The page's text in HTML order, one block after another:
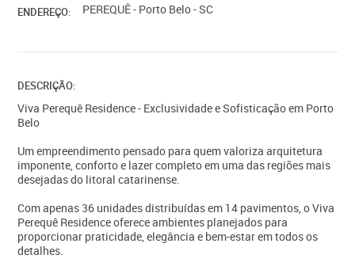
ENDEREÇO: PEREQUÊ - Porto Belo - SC
DESCRIÇÃO:
Viva Perequê Residence - Exclusividade e Sofisticação em Porto
Belo
Um empreendimento pensado para quem valoriza arquitetura
imponente, conforto e lazer completo em uma das regiões mais
desejadas do litoral catarinense.
Com apenas 36 unidades distribuídas em 14 pavimentos, o Viva
Perequê Residence oferece ambientes planejados para
proporcionar praticidade, elegância e bem-estar em todos os
detalhes.